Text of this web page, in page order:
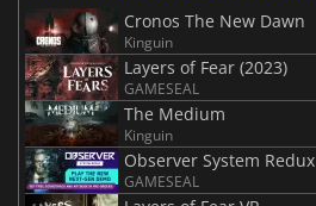
Cronos The New Dawn
Kinguin
Layers of Fear (2023)
GAMESEAL
The Medium
Kinguin
Observer System Redux
GAMESEAL